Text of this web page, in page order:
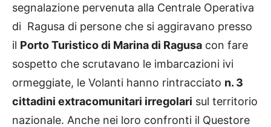
segnalazione pervenuta alla Centrale Operativa
di Ragusa di persone che si aggiravano presso
il Porto Turistico di Marina di Ragusa con fare
sospetto che scrutavano le imbarcazioni ivi
ormeggiate, le Volanti hanno rintracciato n. 3
cittadini extracomunitari irregolari sul territorio
nazionale. Anche nei loro confronti il Questore